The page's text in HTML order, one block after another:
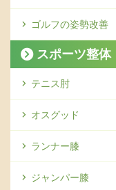
ゴルフの姿勢改善
スポーツ整体
テニス肘
オスグッド
ランナー膝
ジャンパー膝